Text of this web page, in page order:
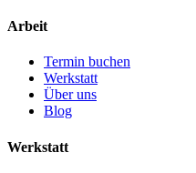
Arbeit
Termin buchen
Werkstatt
Über uns
Blog
Werkstatt